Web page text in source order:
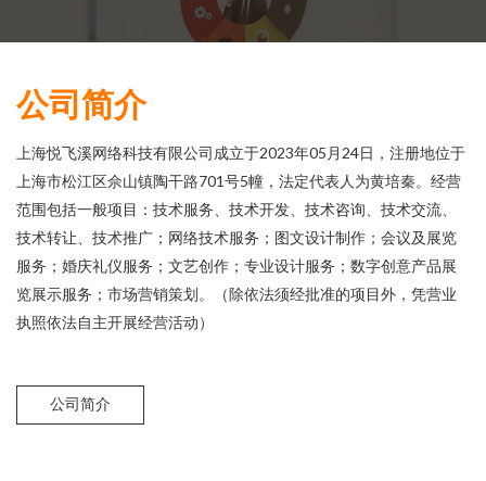
公司简介
上海悦飞溪网络科技有限公司成立于2023年05月24日，注册地位于
上海市松江区佘山镇陶干路701号5幢，法定代表人为黄培秦。经营
范围包括一般项目：技术服务、技术开发、技术咨询、技术交流、
技术转让、技术推广；网络技术服务；图文设计制作；会议及展览
服务；婚庆礼仪服务；文艺创作；专业设计服务；数字创意产品展
览展示服务；市场营销策划。（除依法须经批准的项目外，凭营业
执照依法自主开展经营活动）
公司简介